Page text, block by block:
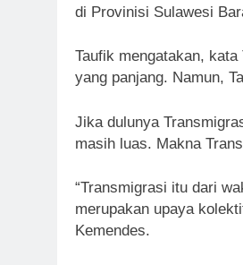
di Provinisi Sulawesi
Taufik mengatakan,
yang panjang. Namun,
Jika dulunya
masih luas. Makna
“Transmigrasi itu dari
merupakan upaya
Kemendes.